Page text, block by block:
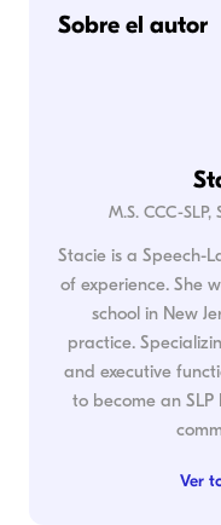
Sobre el autor
M.S. CCC-
Stacie is a Speech-
of experience. She
school in New
practice.
and executive
to become an
Ver